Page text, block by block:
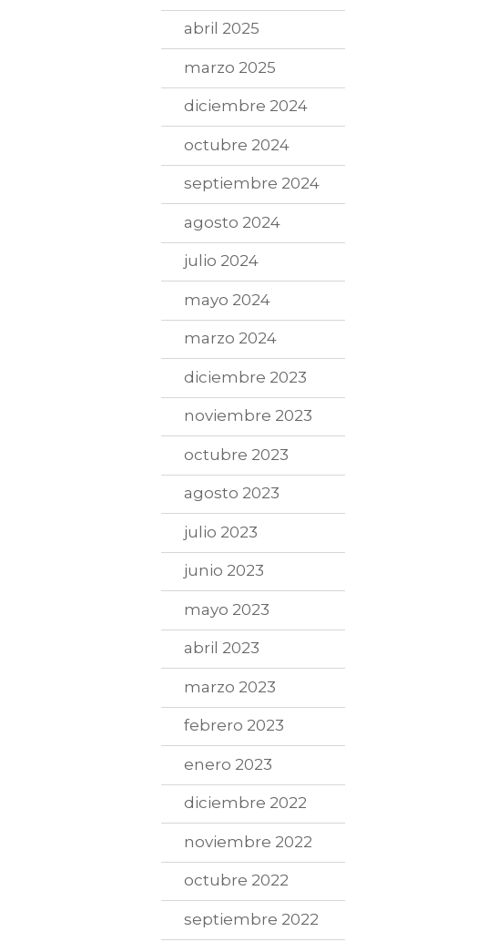
abril 2025
marzo 2025
diciembre 2024
octubre 2024
septiembre 2024
agosto 2024
julio 2024
mayo 2024
marzo 2024
diciembre 2023
noviembre 2023
octubre 2023
agosto 2023
julio 2023
junio 2023
mayo 2023
abril 2023
marzo 2023
febrero 2023
enero 2023
diciembre 2022
noviembre 2022
octubre 2022
septiembre 2022